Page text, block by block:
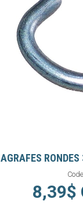
AGRAFES
8,39$